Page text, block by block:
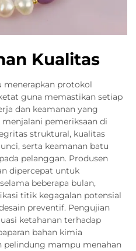
Kualitas
menerapkan protokol
guna memastikan setiap
dan keamanan yang
pemeriksaan di
struktural, kualitas
serta keamanan batu
pelanggan. Produsen
dipercepat untuk
beberapa bulan,
titik kegagalan potensial
preventif. Pengujian
ketahanan terhadap
bahan kimia
pelindung mampu menahan